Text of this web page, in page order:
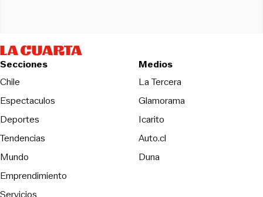
Secciones
Chile
Espectaculos
Deportes
Tendencias
Mundo
Emprendimiento
Medios
La TerceraOpens in new
Glamorama
Icarito
Auto.cl
DunaOpens in new window